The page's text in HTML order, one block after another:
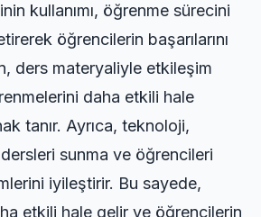
kullanımı, öğrenme sürecini
öğrencilerin başarılarını
ders materyaliyle etkileşim
daha etkili hale
tanır. Ayrıca, teknoloji,
sunma ve öğrencileri
iyileştirir. Bu sayede,
etkili hale gelir ve öğrencilerin